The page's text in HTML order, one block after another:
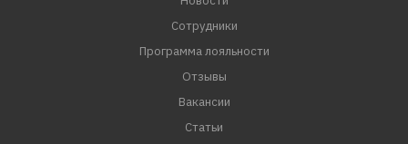
Сотрудники
Программа лояльности
Отзывы
Вакансии
Статьи